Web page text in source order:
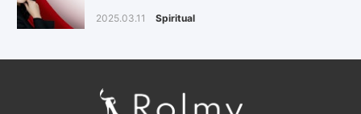
2025.03.11 Spiritual